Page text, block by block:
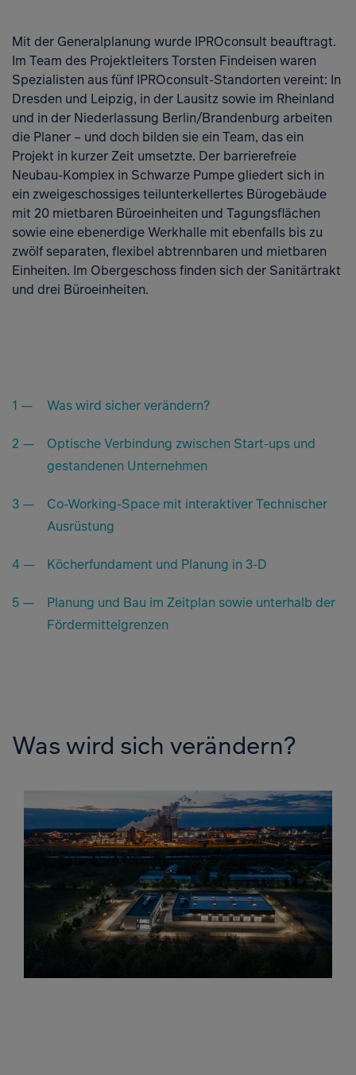
Mit der Generalplanung wurde IPROconsult beauftragt.
Im Team des Projektleiters Torsten Findeisen waren
Spezialisten aus fünf IPROconsult-Standorten vereint: In
Dresden und Leipzig, in der Lausitz sowie im Rheinland
und in der Niederlassung Berlin/Brandenburg arbeiten
die Planer – und doch bilden sie ein Team, das ein
Projekt in kurzer Zeit umsetzte. Der barrierefreie
Neubau-Komplex in Schwarze Pumpe glie­dert sich in
ein zweigeschossiges teilunterkellertes Bürogebäude
mit 20 miet­baren Büroeinheiten und Tagungsflächen
sowie eine ebenerdige Werkhalle mit ebenfalls bis zu
zwölf separaten, fle­xibel abtrennbaren und mietbaren
Einheiten. Im Obergeschoss finden sich der Sanitärtrakt
und drei Büroeinheiten.
Was wird sicher verändern?
Optische Verbindung zwischen Start-ups und
gestandenen Unternehmen
Co-Working-Space mit interaktiver Technischer
Ausrüstung
Köcherfundament und Planung in 3-D
Planung und Bau im Zeitplan sowie unterhalb der
Fördermittelgrenzen
Was wird sich verändern?